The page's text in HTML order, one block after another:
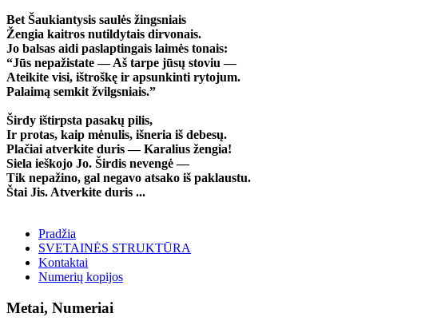
Bet Šaukiantysis saulės žingsniais
Žengia kaitros nutildytais dirvonais.
Jo balsas aidi paslaptingais laimės tonais:
“Jūs nepažistate — Aš tarpe jūsų stoviu —
Ateikite visi, ištroškę ir apsunkinti rytojum.
Palaimą semkit žvilgsniais.”
Širdy ištirpsta pasakų pilis,
Ir protas, kaip mėnulis, išneria iš debesų.
Plačiai atverkite duris — Karalius žengia!
Siela ieškojo Jo. Širdis nevengė —
Tik nepažino, gal negavo atsako iš paklaustu.
Štai Jis. Atverkite duris ...
Pradžia
SVETAINĖS STRUKTŪRA
Kontaktai
Numerių kopijos
Metai, Numeriai